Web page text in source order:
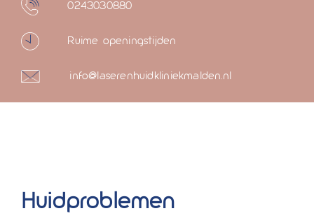
0243030880
Ruime openingstijden
info@laserenhuidkliniekmalden.nl
Huidproblemen